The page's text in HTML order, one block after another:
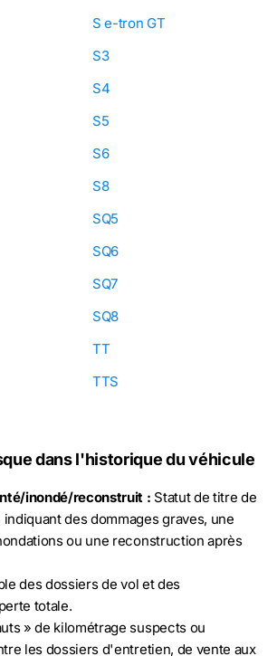
S e-tron GT
S3
S4
S5
S6
S8
SQ5
SQ6
SQ7
SQ8
TT
TTS
dans l'historique du véhicule
inondé/reconstruit : Statut de titre de
indiquant des dommages graves, une
ou une reconstruction après
des dossiers de vol et des
totale.
» de kilométrage suspects ou
les dossiers d'entretien, de vente aux